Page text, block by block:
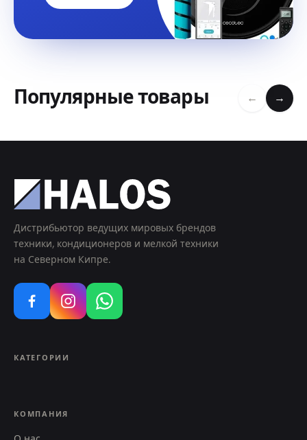
Популярные товары ← →
Дистрибьютор ведущих мировых брендов
техники, кондиционеров и мелкой техники
на Северном Кипре.
КАТЕГОРИИ
КОМПАНИЯ